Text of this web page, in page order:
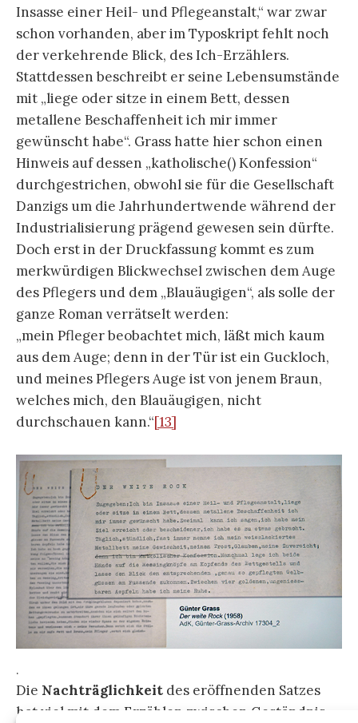
Insasse einer Heil- und Pflegeanstalt,“ war zwar
schon vorhanden, aber im Typoskript fehlt noch
der verkehrende Blick, des Ich-Erzählers.
Stattdessen beschreibt er seine Lebensumstände
mit „liege oder sitze in einem Bett, dessen
metallene Beschaffenheit ich mir immer
gewünscht habe“. Grass hatte hier schon einen
Hinweis auf dessen „katholische() Konfession“
durchgestrichen, obwohl sie für die Gesellschaft
Danzigs um die Jahrhundertwende während der
Industrialisierung prägend gewesen sein dürfte.
Doch erst in der Druckfassung kommt es zum
merkwürdigen Blickwechsel zwischen dem Auge
des Pflegers und dem „Blauäugigen“, als solle der
ganze Roman verrätselt werden:
„mein Pfleger beobachtet mich, läßt mich kaum
aus dem Auge; denn in der Tür ist ein Guckloch,
und meines Pflegers Auge ist von jenem Braun,
welches mich, den Blauäugigen, nicht
durchschauen kann.“[13]
.
Die Nachträglichkeit des eröffnenden Satzes
hat viel mit dem Erzählen zwischen Geständnis